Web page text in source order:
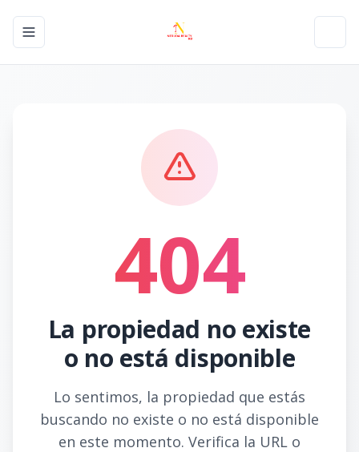
Toggle navigation menu
404
La propiedad no existe
o no está disponible
Lo sentimos, la propiedad que estás
buscando no existe o no está disponible
en este momento. Verifica la URL o